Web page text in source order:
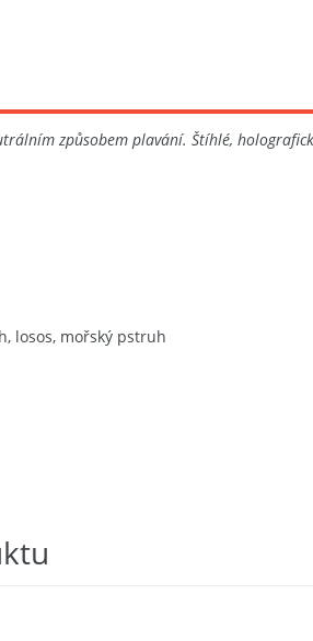
způsobem plavání. Štíhlé,
losos, mořský pstruh